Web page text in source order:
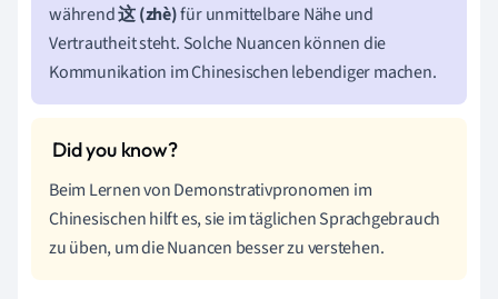
während这 (zhè)für unmittelbare Nähe und
Vertrautheit steht. Solche Nuancen können die
Kommunikation im Chinesischen lebendiger machen.
Beim Lernen von Demonstrativpronomen im
Chinesischen hilft es, sie im täglichen Sprachgebrauch
zu üben, um die Nuancen besser zu verstehen.